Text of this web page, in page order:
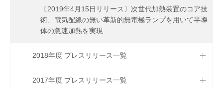
〔2019年4月15日リリース〕次世代加熱装置のコア技
術、電気配線の無い革新的無電極ランプを用いて半導
体の急速加熱を実現
2018年度 プレスリリース一覧
2017年度 プレスリリース一覧